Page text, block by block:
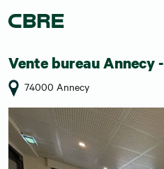
Vente bureau Annecy -
74000 Annecy